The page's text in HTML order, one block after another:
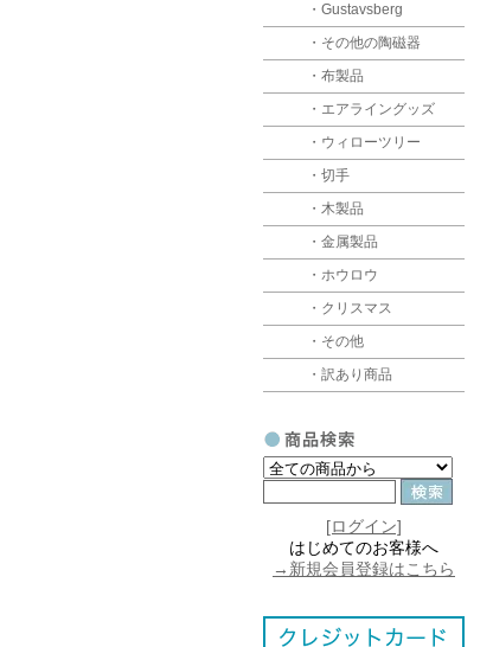
・Gustavsberg
・その他の陶磁器
・布製品
・エアライングッズ
・ウィローツリー
・切手
・木製品
・金属製品
・ホウロウ
・クリスマス
・その他
・訳あり商品
[ログイン]
はじめてのお客様へ
→新規会員登録はこちら